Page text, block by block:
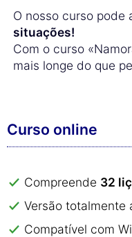
O nosso curso pode
situações!
Com o curso
mais longe do que
Curso online
Compreende 32
Versão totalmente
Compatível com